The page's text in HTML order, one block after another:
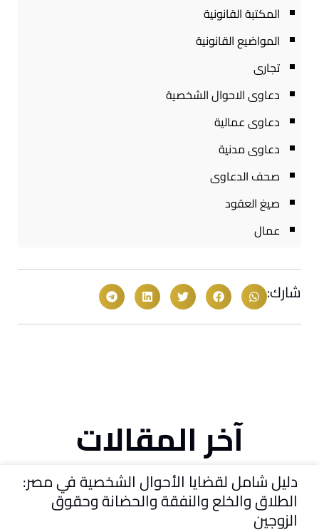
المكتبة القانونية
المواضيع القانونية
تجارى
دعاوى الاحوال الشخصية
دعاوى عمالية
دعاوى مدنية
صحف الدعاوى
صيغ العقود
عمال
شارك:
آخر المقالات
دليل شامل لقضايا الأحوال الشخصية في مصر:
الطلاق والخلع والنفقة والحضانة وحقوق
الزوجين